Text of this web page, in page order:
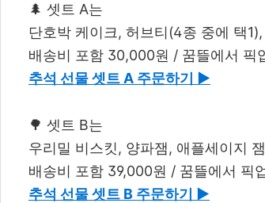
🌲 셋트 A는
단호박 케이크, 허브티(4종 중에 택
배송비 포함 30,000원 / 꿈뜰에서 픽
추석 선물 셋트 A 주문하기 ▶︎
🌳 셋트 B는
우리밀 비스킷, 양파잼, 애플세이지
배송비 포함 39,000원 / 꿈뜰에서 픽
추석 선물 셋트 B 주문하기 ▶︎